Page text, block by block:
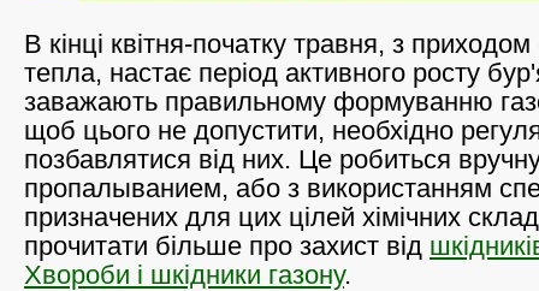
В кінці квітня-початку травня, з
тепла, настає період активного росту
заважають правильному формуванню
щоб цього не допустити, необхідно
позбавлятися від них. Це робиться
пропалыванием, або з використанням
призначених для цих цілей хімічних
прочитати більше про захист від
Хвороби і шкідники газону.